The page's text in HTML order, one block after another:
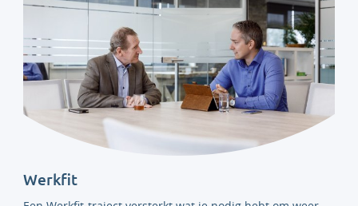
Werkfit